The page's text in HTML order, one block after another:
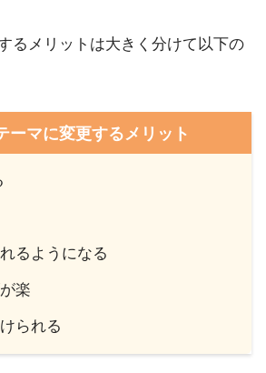
るメリットは大きく分けて以下の
ーマに変更するメリット
るようになる
楽
られる